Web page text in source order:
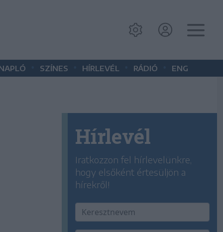
SZÍNES HÍRLEVÉL RÁDIÓ ENG
Hírlevél
Iratkozzon fel hírlevelünkre,
hogy elsőként értesüljön a
hírekről!